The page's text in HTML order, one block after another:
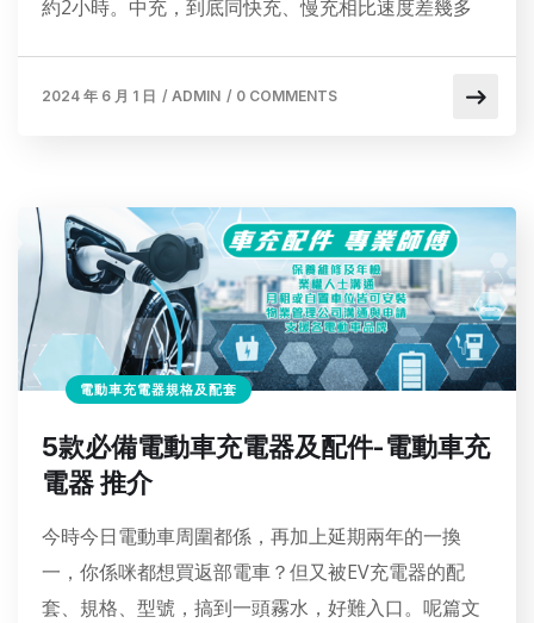
約2小時。中充，到底同快充、慢充相比速度差幾多
2024 年 6 月 1 日 / ADMIN / 0 COMMENTS
電動車充電器規格及配套
5款必備電動車充電器及配件-電動車充
電器 推介
今時今日電動車周圍都係，再加上延期兩年的一換
一，你係咪都想買返部電車？但又被EV充電器的配
套、規格、型號，搞到一頭霧水，好難入口。呢篇文